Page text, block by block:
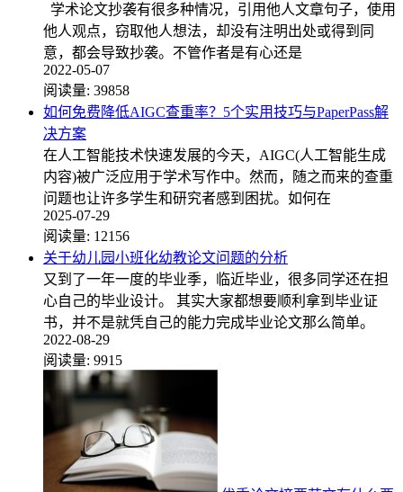
学术论文抄袭有很多种情况，引用他人文章句子，使用
他人观点，窃取他人想法，却没有注明出处或得到同
意，都会导致抄袭。不管作者是有心还是
2022-05-07
阅读量: 39858
如何免费降低AIGC查重率？5个实用技巧与PaperPass解
决方案
在人工智能技术快速发展的今天，AIGC(人工智能生成
内容)被广泛应用于学术写作中。然而，随之而来的查重
问题也让许多学生和研究者感到困扰。如何在
2025-07-29
阅读量: 12156
关于幼儿园小班化幼教论文问题的分析
又到了一年一度的毕业季，临近毕业，很多同学还在担
心自己的毕业设计。 其实大家都想要顺利拿到毕业证
书，并不是就凭自己的能力完成毕业论文那么简单。
2022-08-29
阅读量: 9915